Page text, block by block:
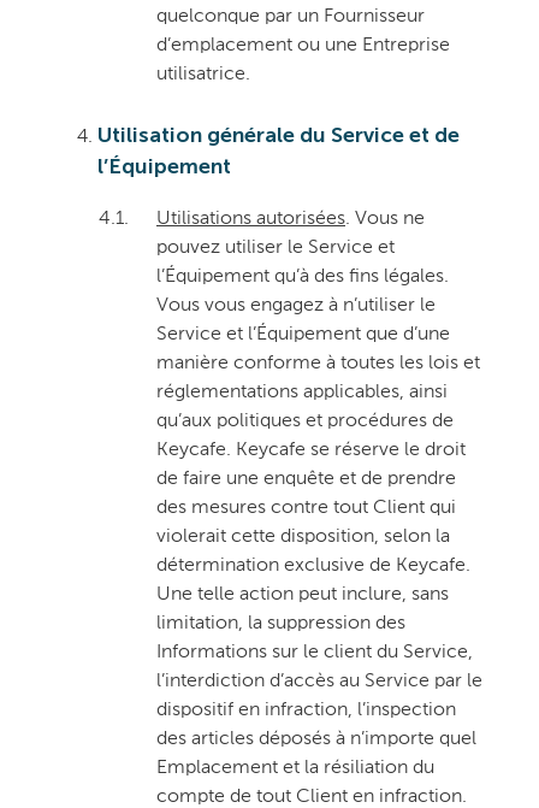
quelconque par un Fournisseur
d’emplacement ou une Entreprise
utilisatrice.
Utilisation générale du Service et de
l’Équipement
4.1. Utilisations autorisées. Vous ne
pouvez utiliser le Service et
l’Équipement qu’à des fins légales.
Vous vous engagez à n’utiliser le
Service et l’Équipement que d’une
manière conforme à toutes les lois et
réglementations applicables, ainsi
qu’aux politiques et procédures de
Keycafe. Keycafe se réserve le droit
de faire une enquête et de prendre
des mesures contre tout Client qui
violerait cette disposition, selon la
détermination exclusive de Keycafe.
Une telle action peut inclure, sans
limitation, la suppression des
Informations sur le client du Service,
l’interdiction d’accès au Service par le
dispositif en infraction, l’inspection
des articles déposés à n’importe quel
Emplacement et la résiliation du
compte de tout Client en infraction.